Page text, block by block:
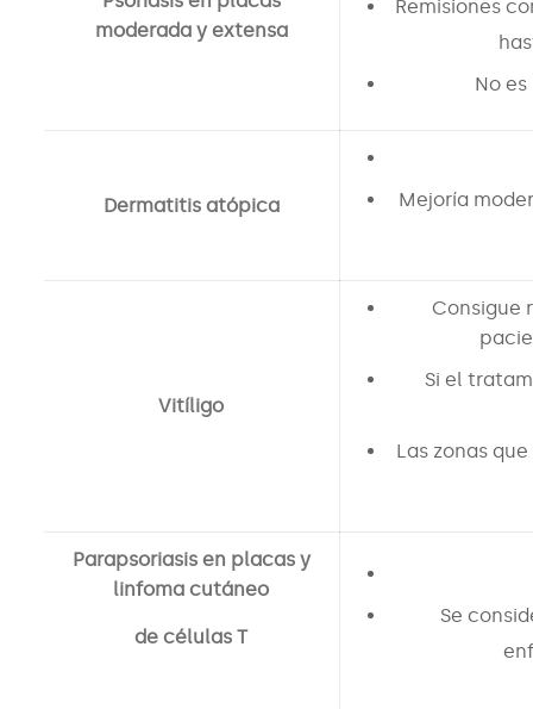
moderada y extensa
Remisiones
No
Dermatitis atópica
Mejoría
Vitíligo
Consigue
Si el
Las zonas
Parapsoriasis en placas y
linfoma cutáneo
de células T
Se